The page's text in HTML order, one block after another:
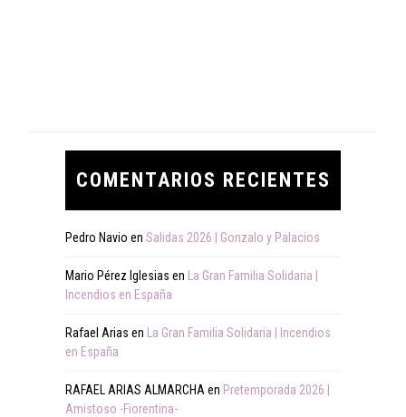
COMENTARIOS RECIENTES
Pedro Navio en Salidas 2026 | Gonzalo y Palacios
Mario Pérez Iglesias en
La Gran Familia Solidaria |
Incendios en España
Rafael Arias en
La Gran Familia Solidaria | Incendios
en España
RAFAEL ARIAS ALMARCHA en Pretemporada 2026 |
Amistoso -Fiorentina-